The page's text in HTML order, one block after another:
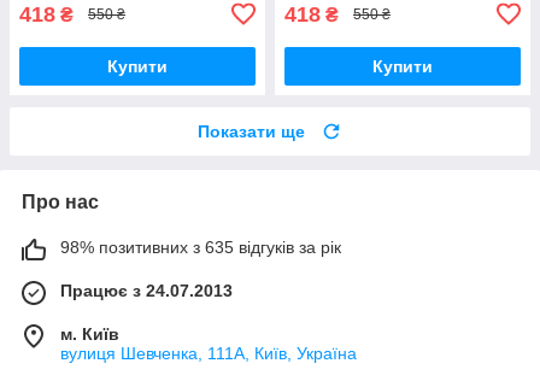
418 ₴ 550 ₴
Купити
418 ₴ 550 ₴
Купити
Показати ще
Про нас
98% позитивних з 635 відгуків за рік
Працює з 24.07.2013
м. Київ
вулиця Шевченка, 111A, Київ, Україна